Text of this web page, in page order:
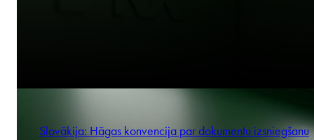
Slovākija: Hāgas konvencija par dokumentu izsniegšanu